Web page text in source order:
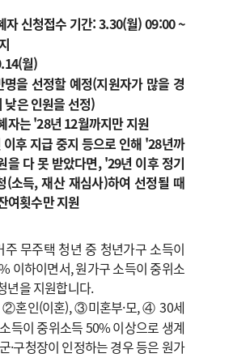
신청접수 기간: 3.30(월) 09:00 ~
월)
을 선정할 예정(지원자가 많을 경
낮은 인원을 선정)
는 '28년 12월까지만 지원
후 지급 중지 등으로 인해 '28년까
을 다 못 받았다면, '29년 이후 정기
(소득, 재산 재심사)하여 선정될 때
여횟수만 지원
주 무주택 청년 중 청년가구 소득이
이하이면서, 원가구 소득이 중위소
년을 지원합니다.
인(이혼), ③미혼부·모, ④ 30세
득이 중위소득 50% 이상으로 생계
·구청장이 인정하는 경우 등은 원가